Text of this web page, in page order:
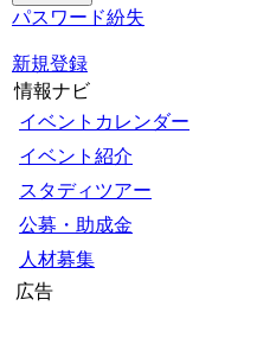
パスワード紛失
新規登録
情報ナビ
イベントカレンダー
イベント紹介
スタディツアー
公募・助成金
人材募集
広告